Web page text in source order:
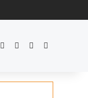
FacebookLinkedInYouTube